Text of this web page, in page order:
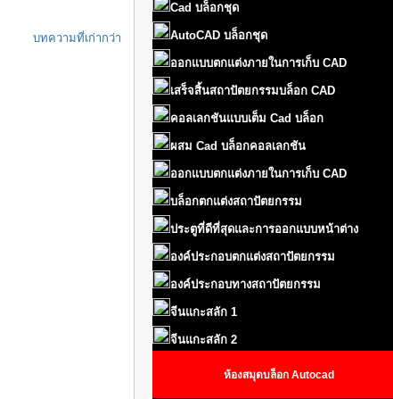
บทความที่เก่ากว่า
Cad บล็อกชุด
AutoCAD บล็อกชุด
ออกแบบตกแต่งภายในการเก็บ CAD
เสร็จสิ้นสถาปัตยกรรมบล็อก CAD
คอลเลกชันแบบเต็ม Cad บล็อก
ผสม Cad บล็อกคอลเลกชัน
ออกแบบตกแต่งภายในการเก็บ CAD
บล็อกตกแต่งสถาปัตยกรรม
ประตูที่ดีที่สุดและการออกแบบหน้าต่าง
องค์ประกอบตกแต่งสถาปัตยกรรม
องค์ประกอบทางสถาปัตยกรรม
จีนแกะสลัก 1
จีนแกะสลัก 2
ห้องสมุดบล็อก Autocad